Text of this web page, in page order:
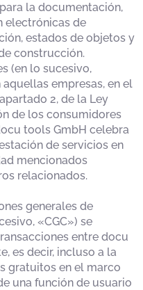
la documentación,
electrónicas de
estados de objetos y
construcción.
(en lo sucesivo,
empresas, en el
2, de la Ley
de los consumidores
tools GmbH celebra
de servicios en
mencionados
relacionados.
generales de
«CGC») se
entre docu
es decir, incluso a la
gratuitos en el marco
una función de usuario